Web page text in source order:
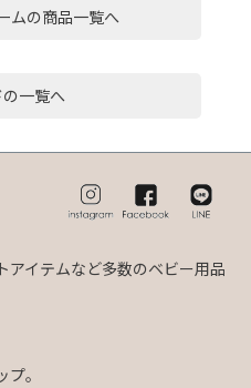
ムの商品一覧へ
一覧へ
アイテムなど多数のベビー用品
。